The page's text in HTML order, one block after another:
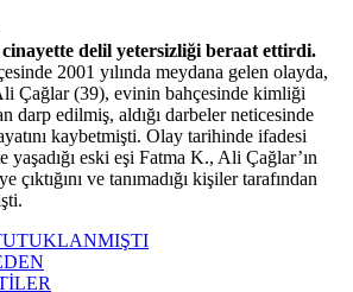
cinayette delil yetersizliği beraat ettirdi.
2001 yılında meydana gelen olayda,
Çağlar (39), evinin bahçesinde kimliği
darp edilmiş, aldığı darbeler neticesinde
kaybetmişti. Olay tarihinde ifadesi
yaşadığı eski eşi Fatma K., Ali Çağlar’ın
ve tanımadığı kişiler tarafından